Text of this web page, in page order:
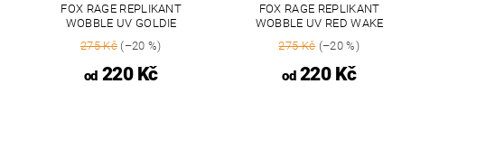
FOX RAGE REPLIKANT
WOBBLE UV GOLDIE
275 Kč(–20 %)
od220 Kč
FOX RAGE REPLIKANT
WOBBLE UV RED WAKE
275 Kč(–20 %)
od220 Kč